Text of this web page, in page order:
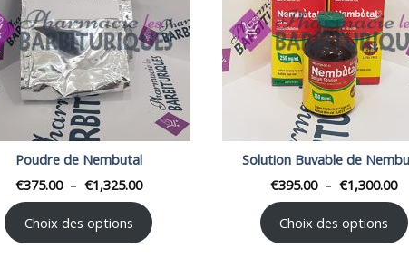
Poudre de Nembutal
€375.00 – €1,325.00Plage
de
prix :
€375.00
à
€1,325.00
Choix des options
Solution Buvable de
€395.00 – €1,300.00
à
Choix des options